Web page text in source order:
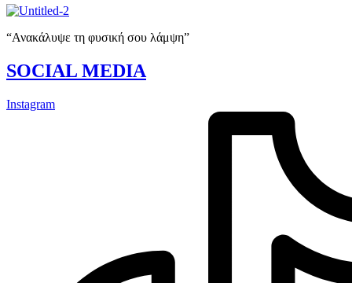
“Ανακάλυψε τη φυσική σου λάμψη”
SOCIAL MEDIA
Instagram